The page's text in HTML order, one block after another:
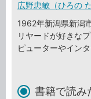
広野忠敏（ひろの
1962年新潟県新潟
リヤードが好きな
ピューターやイン
書籍で読み